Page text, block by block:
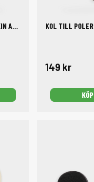
KOL TILL POLERMASKIN AC/DA9-125 2-PACK
149 kr
KÖP